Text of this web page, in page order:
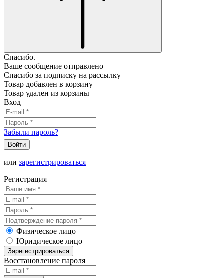
Спасибо.
Ваше сообщение отправлено
Спасибо за подписку на рассылку
Товар добавлен в корзину
Товар удален из корзины
Вход
Забыли пароль?
Войти
или зарегистрироваться
Регистрация
Физическое лицо
Юридическое лицо
Зарегистрироваться
Восстановление пароля